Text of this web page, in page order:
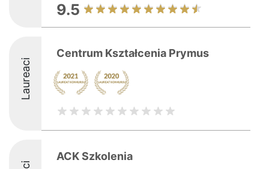
9.5
Laureaci
Centrum Kształcenia Prymus
ACK Szkolenia